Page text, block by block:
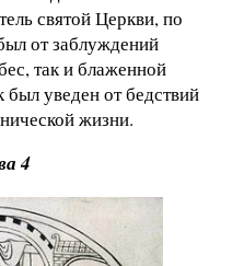
святой Церкви, по
от заблуждений
так и блаженной
уведен от бедствий
жизни.
4